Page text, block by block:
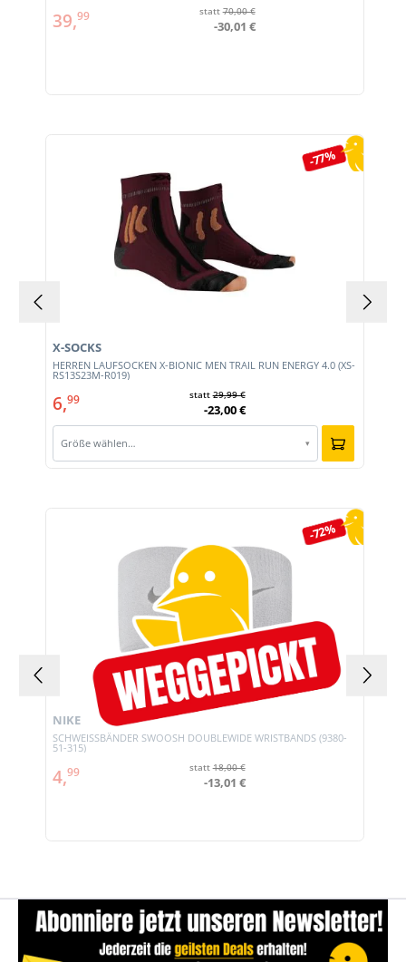
39,99 statt70,00 €
-30,01 €
-77%
HERREN LAUFSOCKEN X-BIONIC MEN TRAIL RUN ENERGY 4.0 (XS-
RS13S23M-R019)
X-SOCKS
6,99 statt29,99 €
-23,00 €
Größe wählen… ▾
-72%
SCHWEISSBÄNDER SWOOSH DOUBLEWIDE WRISTBANDS (9380-
51-315)
NIKE
4,99 statt18,00 €
-13,01 €